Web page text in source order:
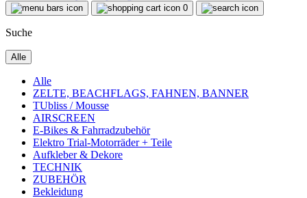
0
Suche
Alle
Alle
ZELTE, BEACHFLAGS, FAHNEN, BANNER
TUbliss / Mousse
AIRSCREEN
E-Bikes & Fahrradzubehör
Elektro Trial-Motorräder + Teile
Aufkleber & Dekore
TECHNIK
ZUBEHÖR
Bekleidung